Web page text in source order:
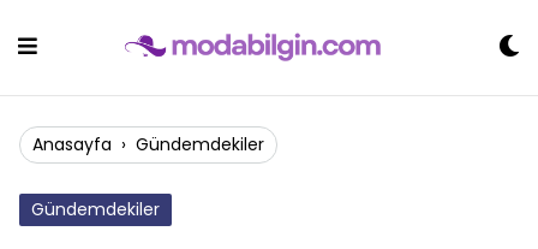
Anasayfa › Gündemdekiler
Gündemdekiler